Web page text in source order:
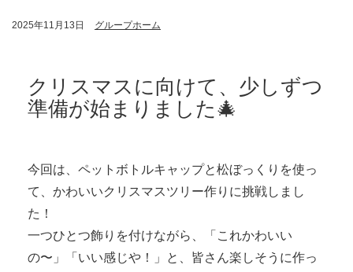
2025年11月13日 グループホーム
クリスマスに向けて、少しずつ
準備が始まりました🎄
今回は、ペットボトルキャップと松ぼっくりを使っ
て、かわいいクリスマスツリー作りに挑戦しまし
た！
一つひとつ飾りを付けながら、「これかわいい
の〜」「いい感じや！」と、皆さん楽しそうに作っ